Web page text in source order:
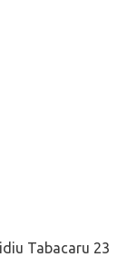
Tabacaru 23